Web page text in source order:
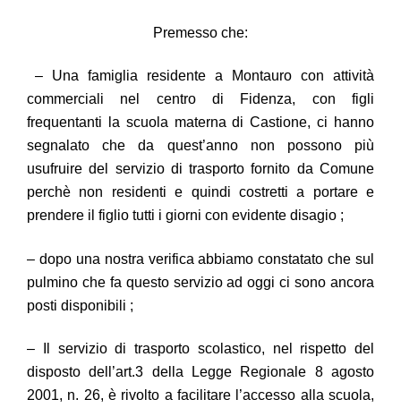
Premesso che:
– Una famiglia residente a Montauro con attività
commerciali nel centro di Fidenza, con figli
frequentanti la scuola materna di Castione, ci hanno
segnalato che da quest’anno non possono più
usufruire del servizio di trasporto fornito da Comune
perchè non residenti e quindi costretti a portare e
prendere il figlio tutti i giorni con evidente disagio ;
– dopo una nostra verifica abbiamo constatato che sul
pulmino che fa questo servizio ad oggi ci sono ancora
posti disponibili ;
– Il servizio di trasporto scolastico, nel rispetto del
disposto dell’art.3 della Legge Regionale 8 agosto
2001, n. 26, è rivolto a facilitare l’accesso alla scuola,